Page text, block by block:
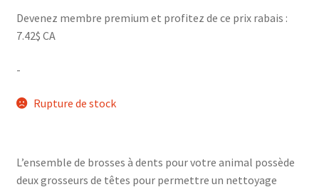
Devenez membre premium et profitez de ce prix rabais :
7.42$ CA
-
Rupture de stock
L’ensemble de brosses à dents pour votre animal possède
deux grosseurs de têtes pour permettre un nettoyage